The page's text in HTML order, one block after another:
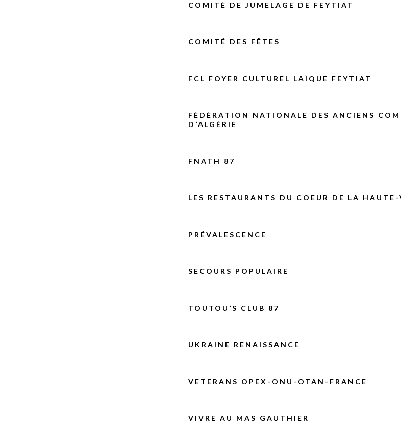
COMITÉ DE JUMELAGE DE FEYTIAT
COMITÉ DES FÊTES
FCL FOYER CULTUREL LAÏQUE FEYTIAT
FÉDÉRATION NATIONALE DES ANCIENS
D’ALGÉRIE
FNATH 87
LES RESTAURANTS DU COEUR DE LA HAUTE-
PRÉVALESCENCE
SECOURS POPULAIRE
TOUTOU’S CLUB 87
UKRAINE RENAISSANCE
VETERANS OPEX-ONU-OTAN-FRANCE
VIVRE AU MAS GAUTHIER